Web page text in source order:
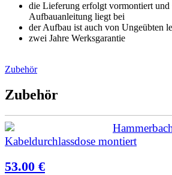
die Lieferung erfolgt vormontiert und
Aufbauanleitung liegt bei
der Aufbau ist auch von Ungeübten
zwei Jahre Werksgarantie
Zubehör
Zubehör
Kabeldurchlassdose montiert
53.00 €